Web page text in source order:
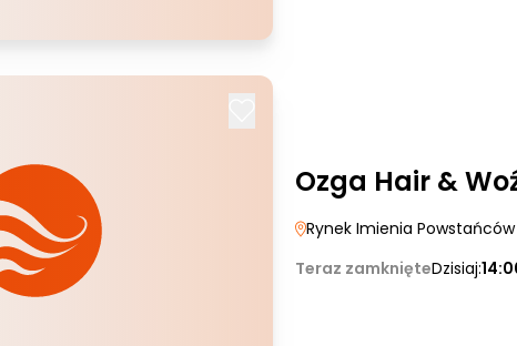
Ozga Hair &
Rynek Imienia Powstańców
Teraz zamknięteDzisiaj: